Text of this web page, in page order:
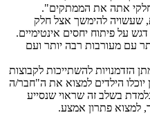
אתה את הממתקים".
שעשויה להימשך אצל חלק
על פיתוח יחסים אינטימיים.
עם מעורבות רבה יותר ועם
הזדמנויות להשתייכות לקבוצות
הילדים למצוא את ה"חבר/ה
בשלב זה שראוי שנסייע
למצוא פתרון אמצע.